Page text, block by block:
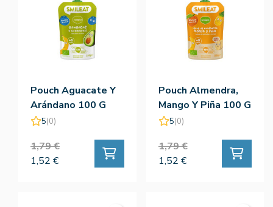
Pouch Aguacate Y
Arándano 100 G
Eco - Smileat
5(0)
1,79 €
1,52 €
Pouch Almendra,
Mango Y Piña 100 G
Eco - Smileat
5(0)
1,79 €
1,52 €